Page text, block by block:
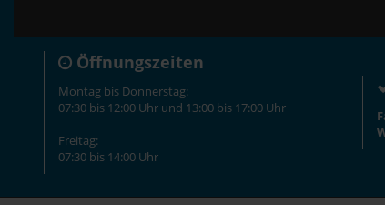
Öffnungszeiten
Montag bis Donnerstag:
07:30 bis 12:00 Uhr und 13:00 bis 17:00 Uhr
Freitag:
07:30 bis 14:00 Uhr